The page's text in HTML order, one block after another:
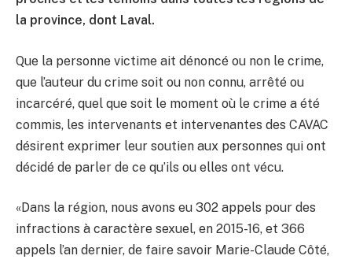
la province, dont Laval.
Que la personne victime ait dénoncé ou non le crime,
que l’auteur du crime soit ou non connu, arrêté ou
incarcéré, quel que soit le moment où le crime a été
commis, les intervenants et intervenantes des CAVAC
désirent exprimer leur soutien aux personnes qui ont
décidé de parler de ce qu’ils ou elles ont vécu.
«Dans la région, nous avons eu 302 appels pour des
infractions à caractère sexuel, en 2015-16, et 366
appels l’an dernier, de faire savoir Marie-Claude Côté,